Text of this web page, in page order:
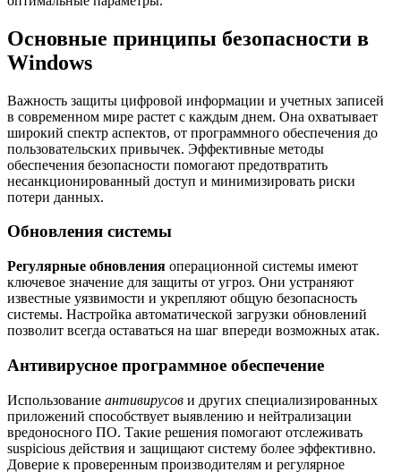
Основные принципы безопасности в
Windows
Важность защиты цифровой информации и учетных записей
в современном мире растет с каждым днем. Она охватывает
широкий спектр аспектов, от программного обеспечения до
пользовательских привычек. Эффективные методы
обеспечения безопасности помогают предотвратить
несанкционированный доступ и минимизировать риски
потери данных.
Обновления системы
Регулярные обновления операционной системы имеют
ключевое значение для защиты от угроз. Они устраняют
известные уязвимости и укрепляют общую безопасность
системы. Настройка автоматической загрузки обновлений
позволит всегда оставаться на шаг впереди возможных атак.
Антивирусное программное обеспечение
Использование антивирусов и других специализированных
приложений способствует выявлению и нейтрализации
вредоносного ПО. Такие решения помогают отслеживать
suspicious действия и защищают систему более эффективно.
Доверие к проверенным производителям и регулярное